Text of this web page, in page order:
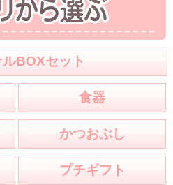
BOXセット
食器
かつおぶし
プチギフト